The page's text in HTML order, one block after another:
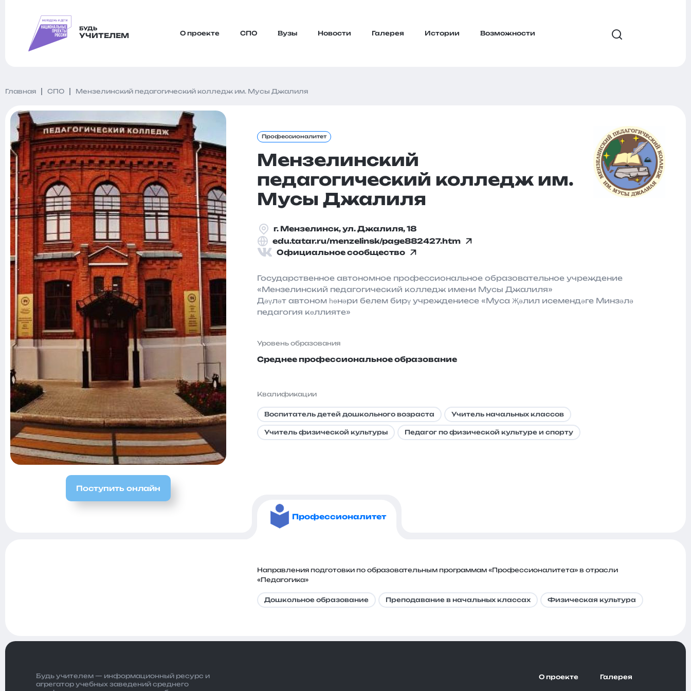
БУДЬ
УЧИТЕЛЕМ О проекте СПО Вузы Новости Галерея Истории Возможности
Главная СПО Мензелинский педагогический колледж им. Мусы Джалиля
Поступить онлайн
Профессионалитет
Мензелинский
педагогический колледж им.
Мусы Джалиля
г. Мензелинск, ул. Джалиля, 18
edu.tatar.ru/menzelinsk/page882427.htm
Официальное сообщество
Государственное автономное профессиональное образовательное учреждение
«Мензелинский педагогический колледж имени Мусы Джалиля»
Дәүләт автоном һөнәри белем бирү учреждениесе «Муса Җәлил исемендәге Минзәлә
педагогия көллияте»
Уровень образования
Среднее профессиональное образование
Квалификации
Воспитатель детей дошкольного возраста Учитель начальных классов
Учитель физической культуры Педагог по физической культуре и спорту
Профессионалитет
Направления подготовки по образовательным программам «Профессионалитета» в отрасли
«Педагогика»
Дошкольное образование Преподавание в начальных классах Физическая культура
Будь учителем — информационный ресурс и
агрегатор учебных заведений среднего
О проекте Галерея